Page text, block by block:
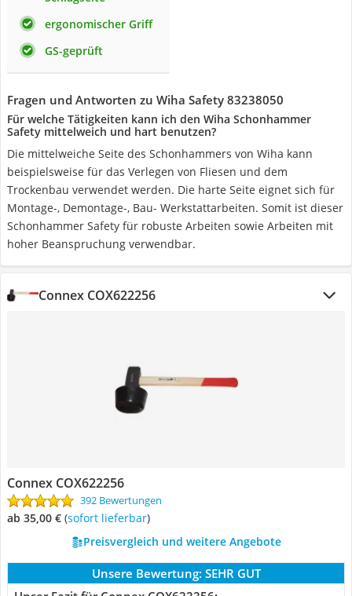
ergonomischer Griff
GS-geprüft
Fragen und Antworten zu Wiha Safety 83238050
Für welche Tätigkeiten kann ich den Wiha Schonhammer
Safety mittelweich und hart benutzen?
Die mittelweiche Seite des Schonhammers von Wiha kann
beispielsweise für das Verlegen von Fliesen und dem
Trockenbau verwendet werden. Die harte Seite eignet sich für
Montage-, Demontage-, Bau- Werkstattarbeiten. Somit ist dieser
Schonhammer Safety für robuste Arbeiten sowie Arbeiten mit
hoher Beanspruchung verwendbar.
Connex COX622256
Connex COX622256
392 Bewertungen
ab 35,00 € ( Sofort lieferbar)
Preisvergleich und weitere Angebote
Unsere Bewertung: SEHR GUT